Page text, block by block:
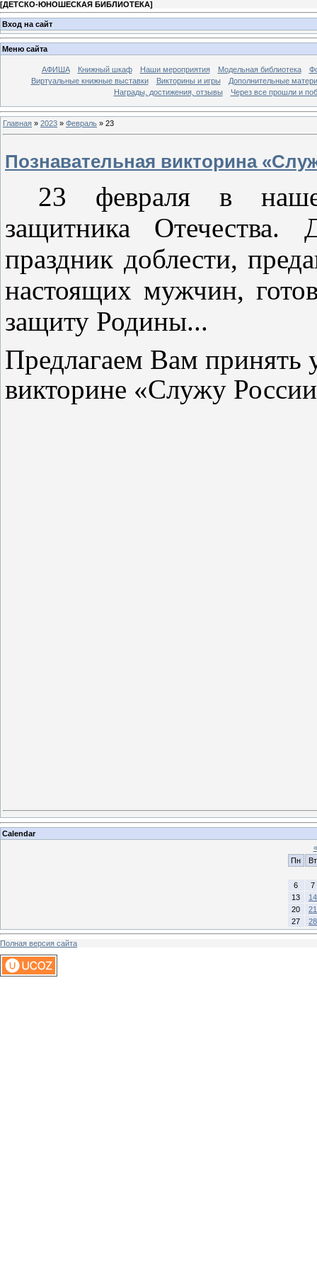
[ДЕТСКО-ЮНОШЕСКАЯ БИБЛИОТЕКА]
Вход на сайт
Меню сайта
АФИША Книжный шкаф Наши мероприятия Модельная библиотека
Виртуальные книжные выставки
Викторины и игры
Дополнительные
Награды, достижения, отзывы
Через все прошли и
Главная » 2023 » Февраль » 23
Познавательная викторина
23 февраля в
защитника Отечества.
праздник доблести,
настоящих мужчин,
защиту Родины...
Предлагаем Вам принять
викторине «Служу
Calendar
«
Пн
Вт
6
7
13
14
20
21
27
28
Полная версия сайта